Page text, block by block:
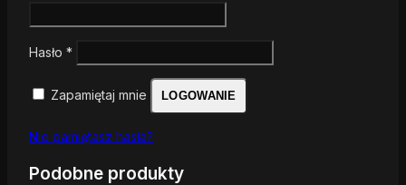
Hasło *
Zapamiętaj mnie LOGOWANIE
Nie pamiętasz hasła?
Podobne produkty